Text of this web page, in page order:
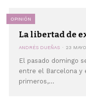
OPINIÓN
La libertad de
ANDRÉS DUEÑAS 23
El pasado domingo
entre el Barcelona y
primeros,...